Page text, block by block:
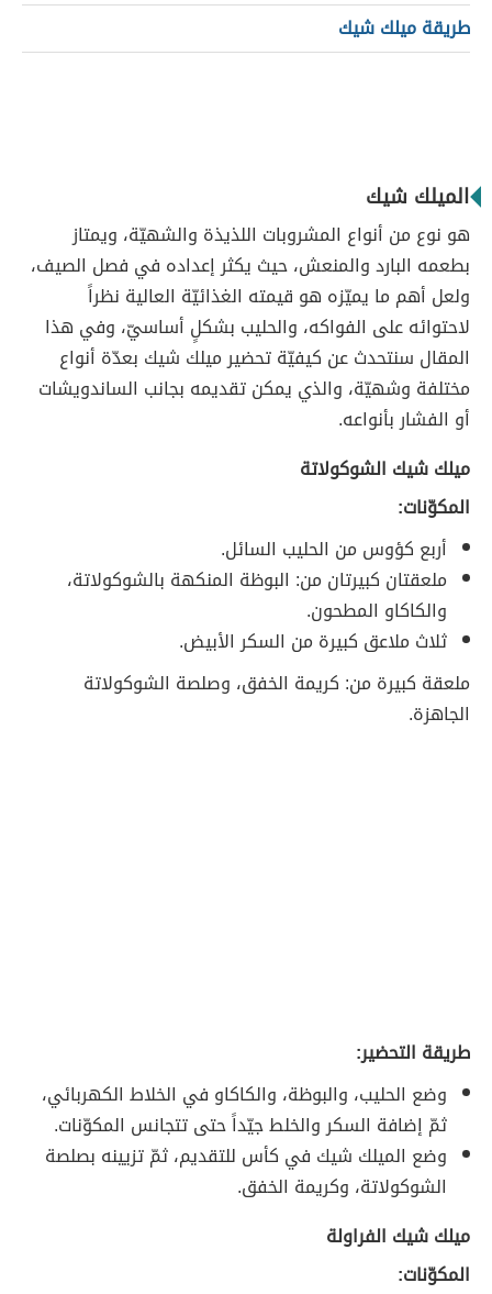
طريقة ميلك شيك
الميلك شيك
هو نوع من أنواع المشروبات اللذيذة والشهيّة، ويمتاز
بطعمه البارد والمنعش، حيث يكثر إعداده في فصل الصيف،
ولعل أهم ما يميّزه هو قيمته الغذائيّة العالية نظراً
لاحتوائه على الفواكه، والحليب بشكلٍ أساسيّ، وفي هذا
المقال سنتحدث عن كيفيّة تحضير ميلك شيك بعدّة أنواع
مختلفة وشهيّة، والذي يمكن تقديمه بجانب الساندويشات
أو الفشار بأنواعه.
ميلك شيك الشوكولاتة
المكوّنات:
أربع كؤوس من الحليب السائل.
ملعقتان كبيرتان من: البوظة المنكهة بالشوكولاتة،
والكاكاو المطحون.
ثلاث ملاعق كبيرة من السكر الأبيض.
ملعقة كبيرة من: كريمة الخفق، وصلصة الشوكولاتة
الجاهزة.
طريقة التحضير:
وضع الحليب، والبوظة، والكاكاو في الخلاط الكهربائي،
ثمّ إضافة السكر والخلط جيّداً حتى تتجانس المكوّنات.
وضع الميلك شيك في كأس للتقديم، ثمّ تزيينه بصلصة
الشوكولاتة، وكريمة الخفق.
ميلك شيك الفراولة
المكوّنات: